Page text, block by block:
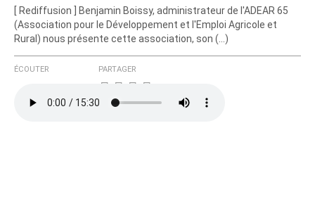
[ Rediffusion ] Benjamin Boissy, administrateur de l'ADEAR 65
(Association pour le Développement et l'Emploi Agricole et
Rural) nous présente cette association, son (…)
ÉCOUTER PARTAGER